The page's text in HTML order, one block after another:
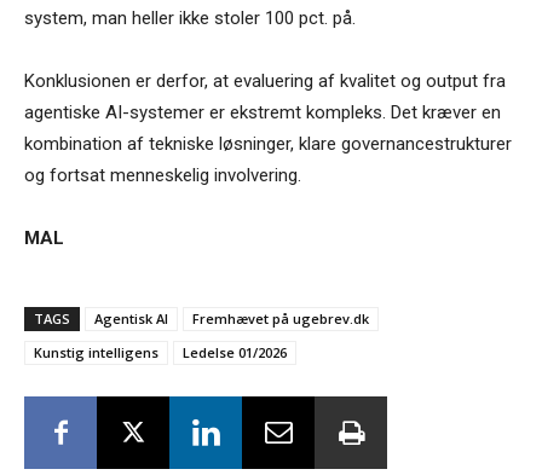
system, man heller ikke stoler 100 pct. på.
Konklusionen er derfor, at evaluering af kvalitet og output fra
agentiske AI-systemer er ekstremt kompleks. Det kræver en
kombination af tekniske løsninger, klare governancestrukturer
og fortsat menneskelig involvering.
MAL
TAGS Agentisk AI
Fremhævet på ugebrev.dk
Kunstig intelligens
Ledelse 01/2026